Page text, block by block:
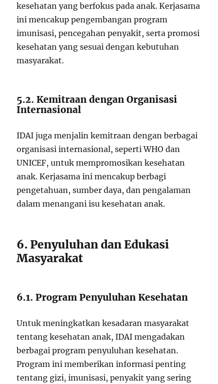
kesehatan yang berfokus pada anak. Kerjasama
ini mencakup pengembangan program
imunisasi, pencegahan penyakit, serta promosi
kesehatan yang sesuai dengan kebutuhan
masyarakat.
5.2. Kemitraan dengan Organisasi
Internasional
IDAI juga menjalin kemitraan dengan berbagai
organisasi internasional, seperti WHO dan
UNICEF, untuk mempromosikan kesehatan
anak. Kerjasama ini mencakup berbagi
pengetahuan, sumber daya, dan pengalaman
dalam menangani isu kesehatan anak.
6. Penyuluhan dan Edukasi
Masyarakat
6.1. Program Penyuluhan Kesehatan
Untuk meningkatkan kesadaran masyarakat
tentang kesehatan anak, IDAI mengadakan
berbagai program penyuluhan kesehatan.
Program ini memberikan informasi penting
tentang gizi, imunisasi, penyakit yang sering